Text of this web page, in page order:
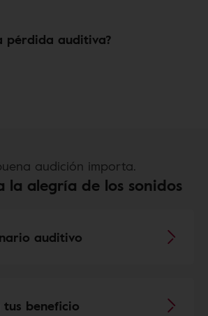
pérdida auditiva?
audición importa.
la alegría de los sonidos
auditivo
beneficio